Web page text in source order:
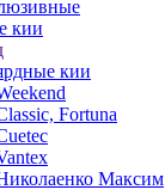
кии
кии
Fortuna
Максим